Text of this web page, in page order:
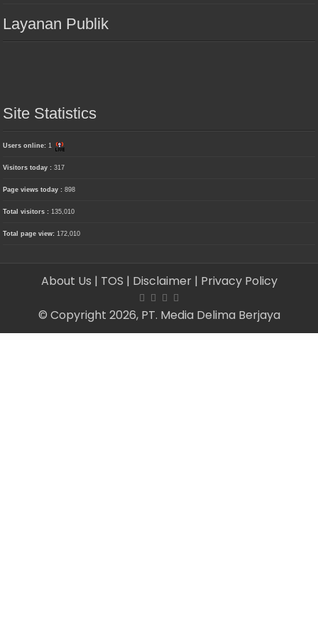
Layanan Publik
Site Statistics
Users online:1
Visitors today :317
Page views today :898
Total visitors :135,010
Total page view:172,010
About Us | TOS | Disclaimer | Privacy Policy
© Copyright 2026, PT. Media Delima Berjaya